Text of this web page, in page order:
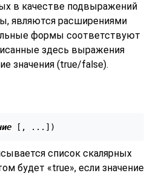
в качестве подвыражений
являются расширениями
формы соответствуют
здесь выражения
значения (true/false).
[ , ... ])
список скалярных
будет «true», если значение